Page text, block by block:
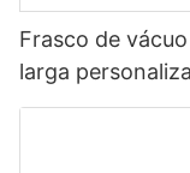
Frasco de
larga
China, garrafa